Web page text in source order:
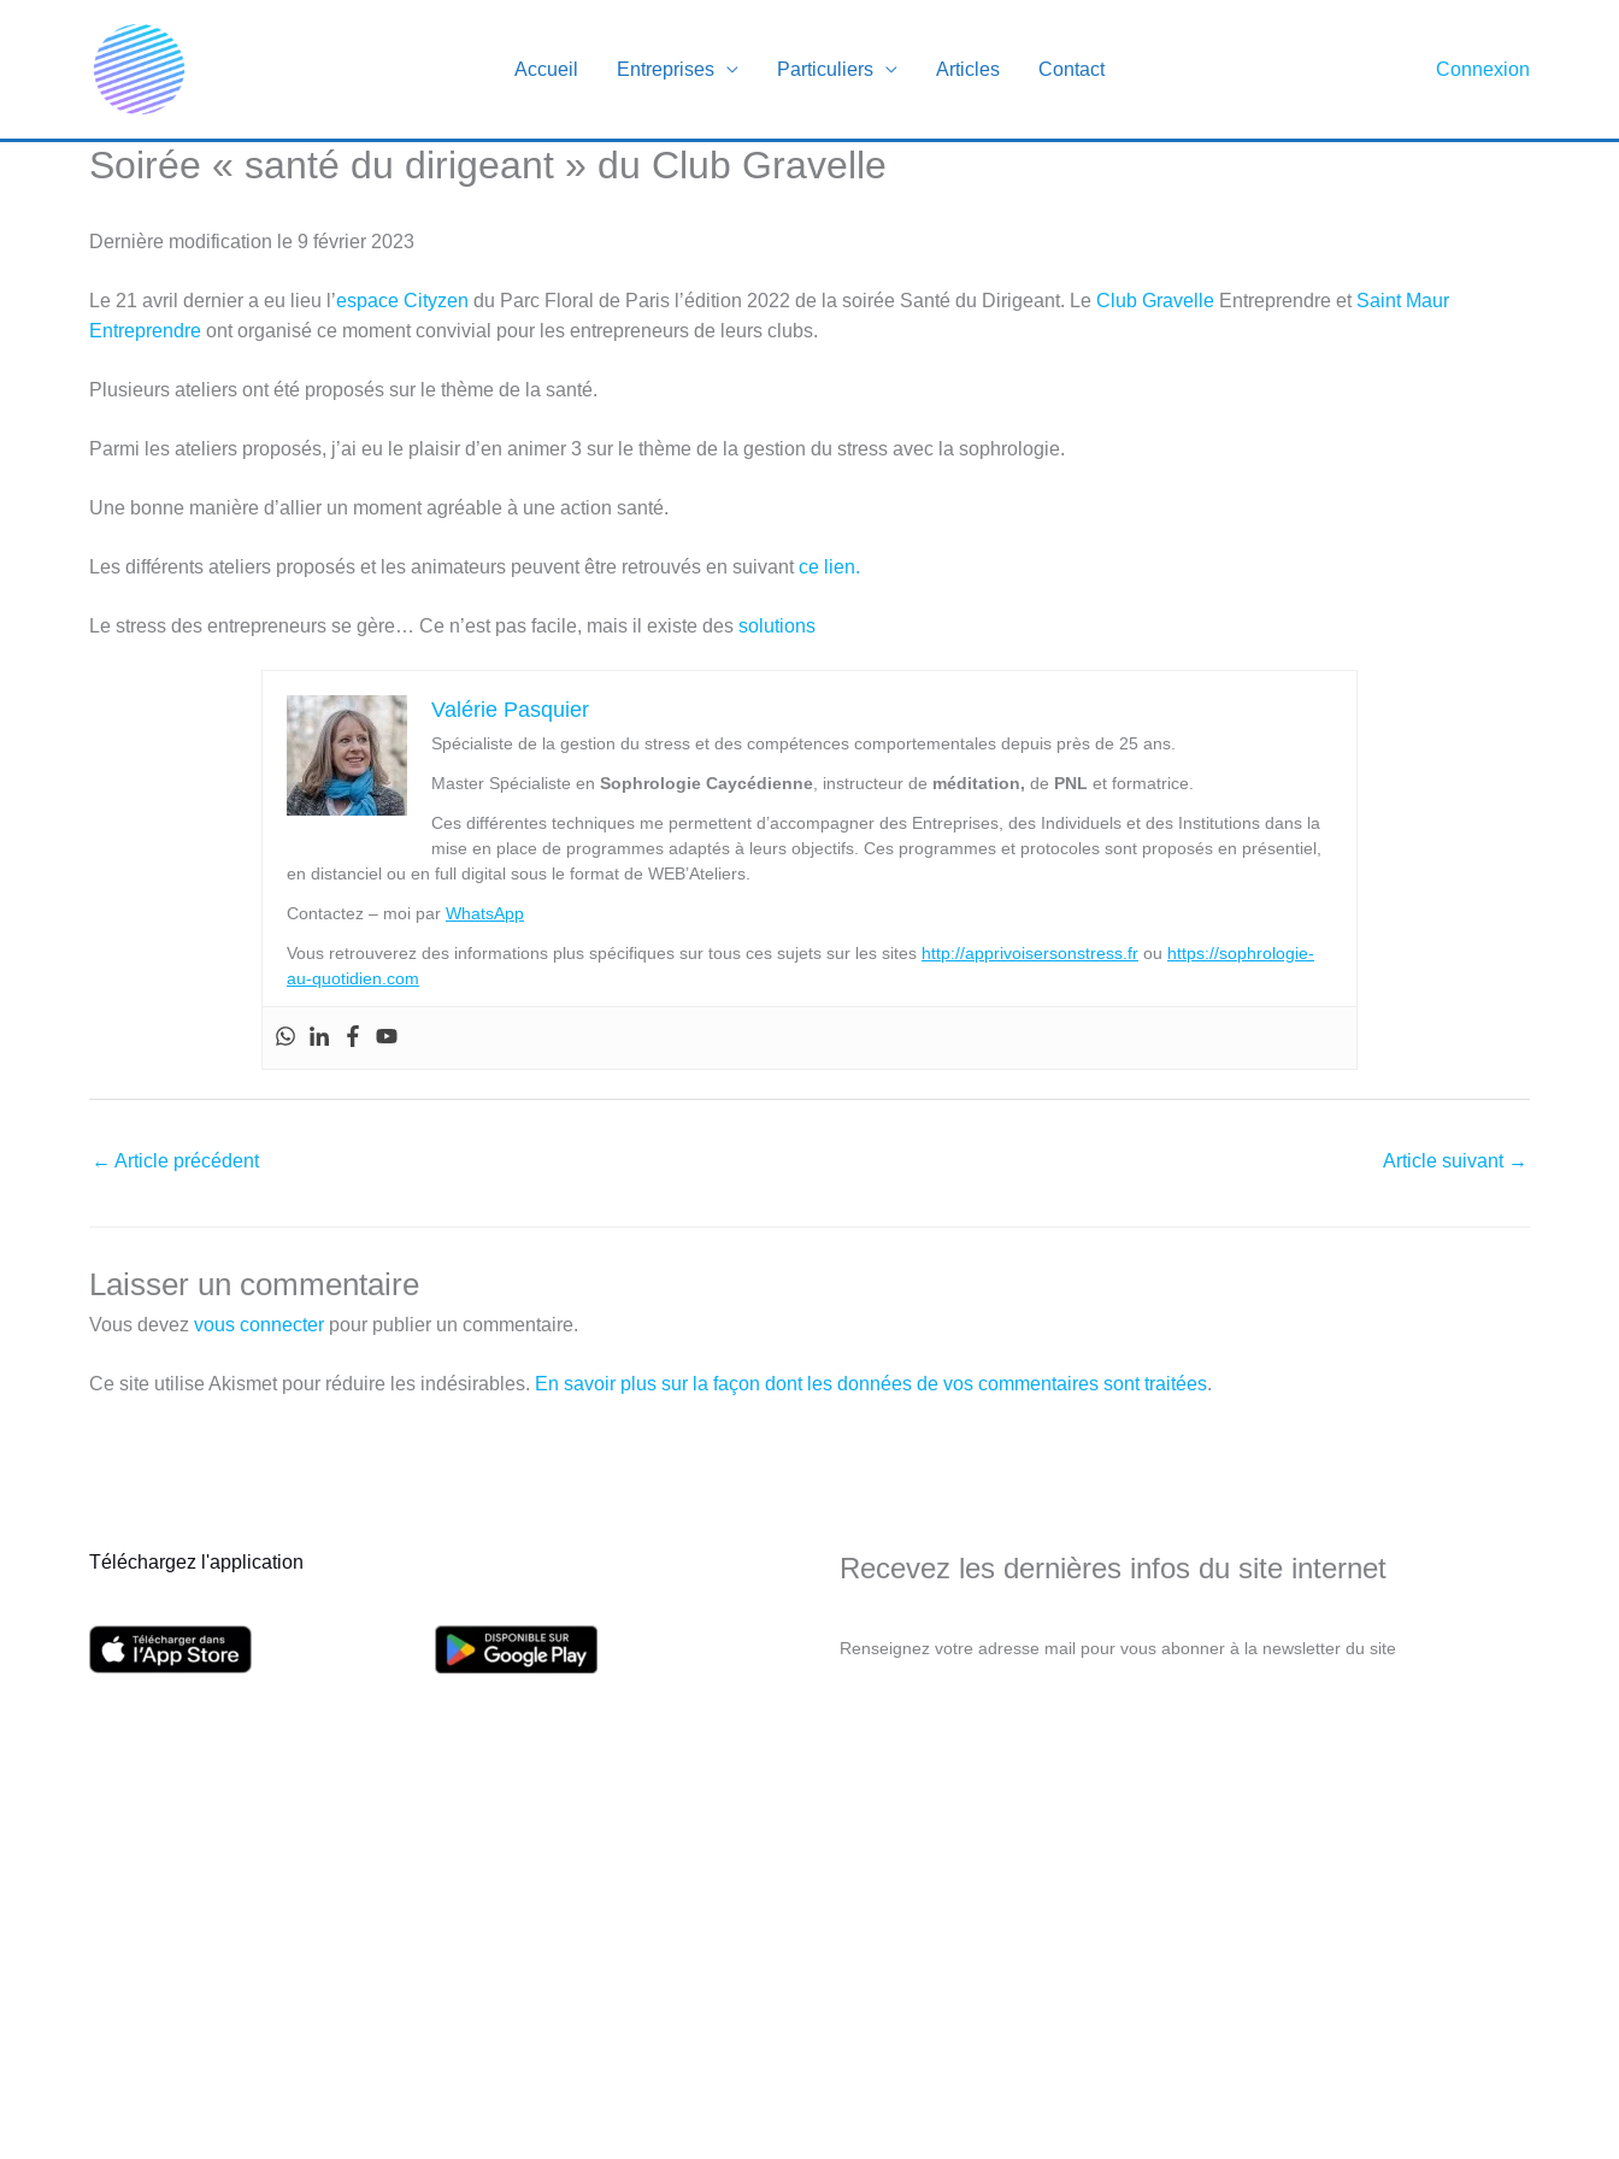
Accueil Entreprises Particuliers Articles Contact Connexion
Soirée « santé du dirigeant » du Club Gravelle
Dernière modification le 9 février 2023
Le 21 avril dernier a eu lieu l’espace Cityzen du Parc Floral de Paris l’édition 2022 de la soirée Santé du Dirigeant. Le Club Gravelle Entreprendre et Saint Maur
Entreprendre ont organisé ce moment convivial pour les entrepreneurs de leurs clubs.
Plusieurs ateliers ont été proposés sur le thème de la santé.
Parmi les ateliers proposés, j’ai eu le plaisir d’en animer 3 sur le thème de la gestion du stress avec la sophrologie.
Une bonne manière d’allier un moment agréable à une action santé.
Les différents ateliers proposés et les animateurs peuvent être retrouvés en suivantce lien.
Le stress des entrepreneurs se gère… Ce n’est pas facile, mais il existe des solutions
Valérie Pasquier
Spécialiste de la gestion du stress et des compétences comportementales depuis près de 25 ans.
Master Spécialiste en Sophrologie Caycédienne , instructeur de méditation, de PNL et formatrice.
Ces différentes techniques me permettent d’accompagner des Entreprises, des Individuels et des Institutions dans la
mise en place de programmes adaptés à leurs objectifs. Ces programmes et protocoles sont proposés en présentiel,
en distanciel ou en full digital sous le format de WEB’Ateliers.
Contactez – moi par WhatsApp
Vous retrouverez des informations plus spécifiques sur tous ces sujets sur les sites http://apprivoisersonstress.fr ou https://sophrologie-
au-quotidien.com
← Article précédent Article suivant →
Laisser un commentaire
Vous devez vous connecter pour publier un commentaire.
Ce site utilise Akismet pour réduire les indésirables. En savoir plus sur la façon dont les données de vos commentaires sont traitées.
Téléchargez l'application Recevez les dernières infos du site internet
Renseignez votre adresse mail pour vous abonner à la newsletter du site